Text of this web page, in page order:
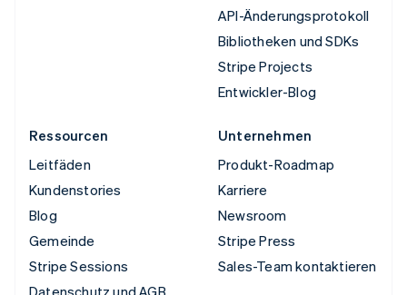
API-Änderungsprotokoll
Bibliotheken und SDKs
Stripe Projects
Entwickler-Blog
Ressourcen
Leitfäden
Kundenstories
Blog
Gemeinde
Stripe Sessions
Datenschutz und AGB
Unternehmen
Produkt-Roadmap
Karriere
Newsroom
Stripe Press
Sales-Team kontaktieren